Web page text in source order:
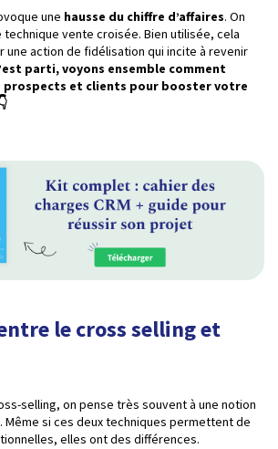
une hausse du chiffre d’affaires. On
vente croisée. Bien utilisée, cela
une action de fidélisation qui incite à revenir
parti, voyons ensemble comment
prospects et clients pour booster votre
le cross selling et
selling, on pense très souvent à une notion
. Même si ces deux techniques permettent de
elles ont des différences.